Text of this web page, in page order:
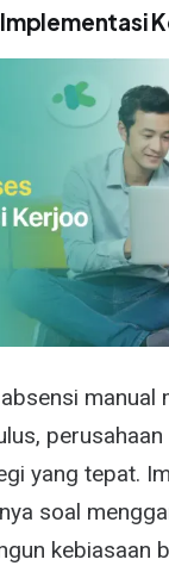
manual
perusahaan
yang tepat.
soal
kebiasaan